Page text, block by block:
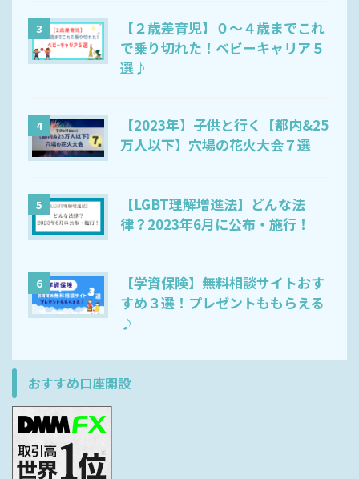
3
【２歳差育児】０～４歳までこれ
で乗り切れた！ベビーキャリア５
選♪
4
【2023年】子供と行く【都内&25
万人以下】穴場の花火大会７選
5
【LGBT理解増進法】どんな法
律？2023年6月に公布・施行！
6
【学資保険】無料相談サイトおす
すめ３選！プレゼントももらえる
♪
おすすめ口座開設